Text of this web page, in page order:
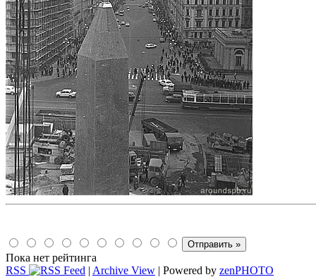
Пока нет рейтинга
RSS
| Archive View | Powered by zenPHOTO